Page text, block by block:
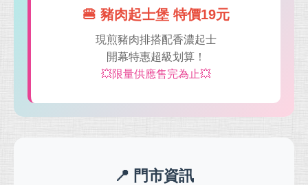
🍔 豬肉起士堡 特價19元
現煎豬肉排搭配香濃起士
開幕特惠超級划算！
💥限量供應售完為止💥
📍 門市資訊